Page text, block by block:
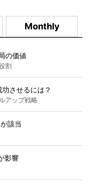
Monthly
の価値
割
させるには？
アップ戦略
該当
影響